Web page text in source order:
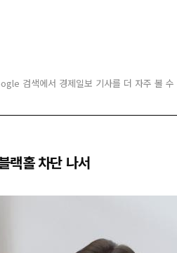
검색에서 경제일보 기사를 더 자주 볼 수
랙홀 차단 나서